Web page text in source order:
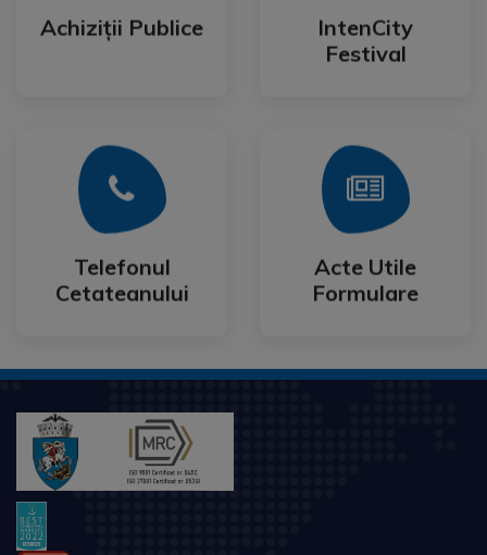
Achiziții Publice
Achiziții Publice
IntenCity
Festival
IntenCity
Festival
Telefonul
Cetateanului
Telefonul
Cetateanului
Mai Mult
Acte Utile
Formulare
Acte Utile
Formulare
Mai Mult